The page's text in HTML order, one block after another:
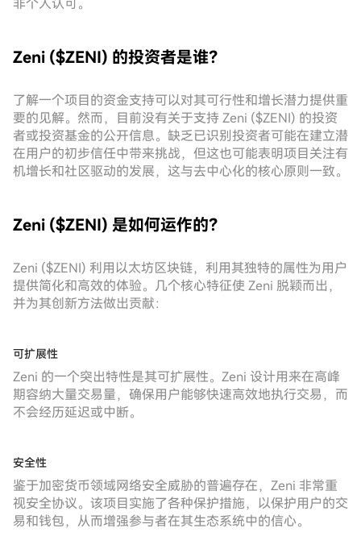
非个人认可。
Zeni ($ZENI) 的投资者是谁？
了解一个项目的资金支持可以对其可行性和增长潜力提供重
要的见解。然而，目前没有关于支持 Zeni ($ZENI) 的投资
者或投资基金的公开信息。缺乏已识别投资者可能在建立潜
在用户的初步信任中带来挑战，但这也可能表明项目关注有
机增长和社区驱动的发展，这与去中心化的核心原则一致。
Zeni ($ZENI) 是如何运作的？
Zeni ($ZENI) 利用以太坊区块链，利用其独特的属性为用户
提供简化和高效的体验。几个核心特征使 Zeni 脱颖而出，
并为其创新方法做出贡献：
可扩展性
Zeni 的一个突出特性是其可扩展性。Zeni 设计用来在高峰
期容纳大量交易量，确保用户能够快速高效地执行交易，而
不会经历延迟或中断。
安全性
鉴于加密货币领域网络安全威胁的普遍存在，Zeni 非常重
视安全协议。该项目实施了各种保护措施，以保护用户的交
易和钱包，从而增强参与者在其生态系统中的信心。